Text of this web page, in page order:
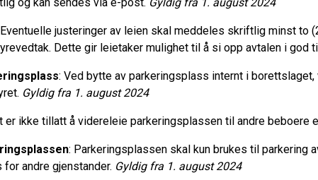
justeringer av leien skal meddeles skriftlig minst to
Dette gir leietaker mulighet til å si opp avtalen i god
: Ved bytte av parkeringsplass internt i
Gyldig fra 1. august 2024
er ikke tillatt å videreleie parkeringsplassen til andre beboere
: Parkeringsplassen skal kun brukes til parkering
andre gjenstander. Gyldig fra 1. august 2024